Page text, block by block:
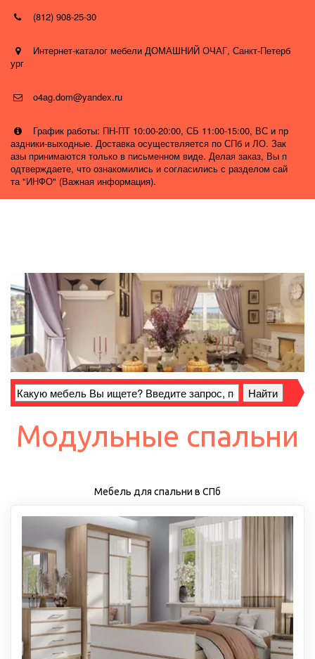
(812) 908-25-30
Интернет-каталог мебели ДОМАШНИЙ ОЧАГ, Санкт-Петерб
ург
o4ag.dom@yandex.ru
График работы: ПН-ПТ 10:00-20:00, СБ 11:00-15:00, ВС и пр
аздники-выходные. Доставка осуществляется по СПб и ЛО. Зак
азы принимаются только в письменном виде. Делая заказ, Вы п
одтверждаете, что ознакомились и согласились с разделом сай
та "ИНФО" (Важная информация).
Модульные спальни
Мебель для спальни в СПб